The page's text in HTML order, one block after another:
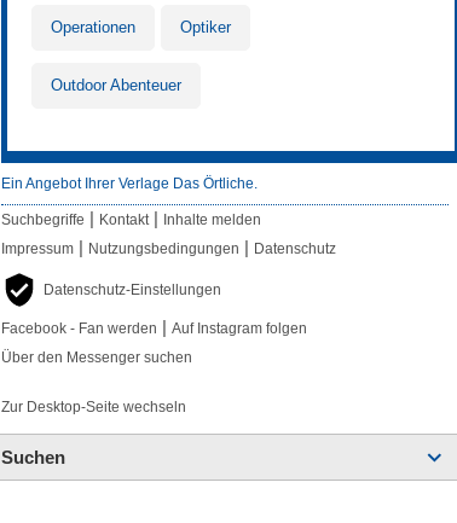
Operationen Optiker
Outdoor Abenteuer
Ein Angebot Ihrer Verlage Das Örtliche.
Suchbegriffe | Kontakt | Inhalte melden
Impressum | Nutzungsbedingungen | Datenschutz
Datenschutz-Einstellungen
Facebook - Fan werden | Auf Instagram folgen
Über den Messenger suchen
Zur Desktop-Seite wechseln
Suchen